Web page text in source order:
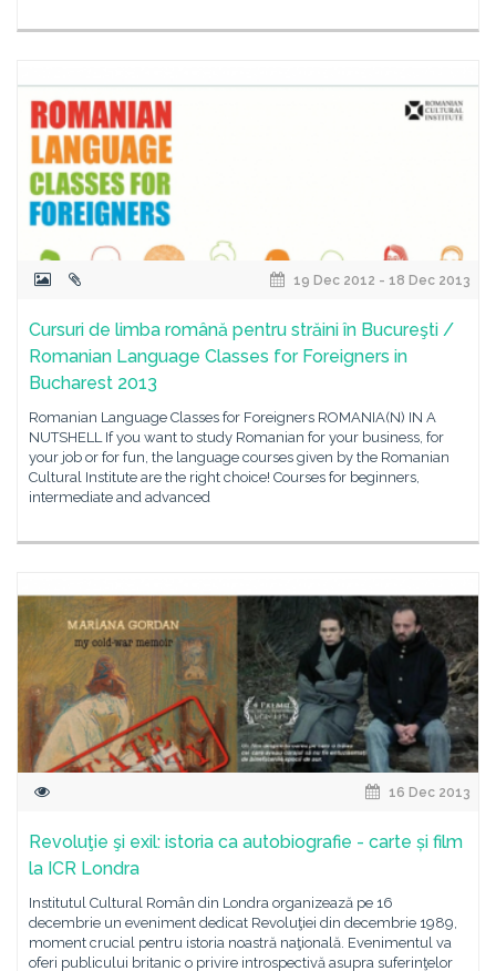
19 Dec 2012 - 18 Dec 2013
Cursuri de limba română pentru străini în Bucureşti /
Romanian Language Classes for Foreigners in
Bucharest 2013
Romanian Language Classes for Foreigners ROMANIA(N) IN A
NUTSHELL If you want to study Romanian for your business, for
your job or for fun, the language courses given by the Romanian
Cultural Institute are the right choice! Courses for beginners,
intermediate and advanced
16 Dec 2013
Revoluţie şi exil: istoria ca autobiografie - carte și film
la ICR Londra
Institutul Cultural Român din Londra organizează pe 16
decembrie un eveniment dedicat Revoluţiei din decembrie 1989,
moment crucial pentru istoria noastră naţională. Evenimentul va
oferi publicului britanic o privire introspectivă asupra suferinţelor